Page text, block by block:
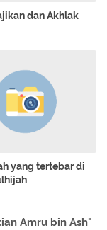
dan Akhlak
yang tertebar di
Amru bin Ash"